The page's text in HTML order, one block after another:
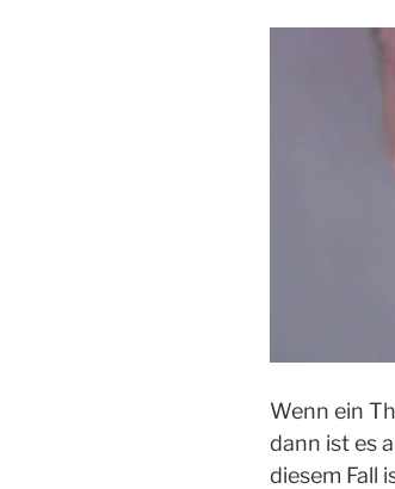
Wenn ein
dann ist es
diesem Fall